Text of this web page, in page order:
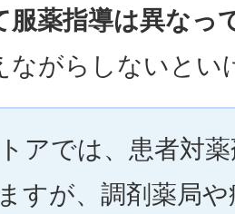
服薬指導は異なっ
ながらしないとい
アでは、患者対
すが、調剤薬局